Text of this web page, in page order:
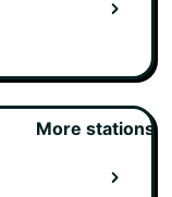
More stations